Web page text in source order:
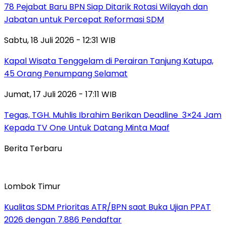
78 Pejabat Baru BPN Siap Ditarik Rotasi Wilayah dan
Jabatan untuk Percepat Reformasi SDM
Sabtu, 18 Juli 2026 - 12:31 WIB
Kapal Wisata Tenggelam di Perairan Tanjung Katupa,
45 Orang Penumpang Selamat
Jumat, 17 Juli 2026 - 17:11 WIB
Tegas, TGH. Muhlis Ibrahim Berikan Deadline 3×24 Jam
Kepada TV One Untuk Datang Minta Maaf
Berita Terbaru
Lombok Timur
Kualitas SDM Prioritas ATR/BPN saat Buka Ujian PPAT
2026 dengan 7.886 Pendaftar